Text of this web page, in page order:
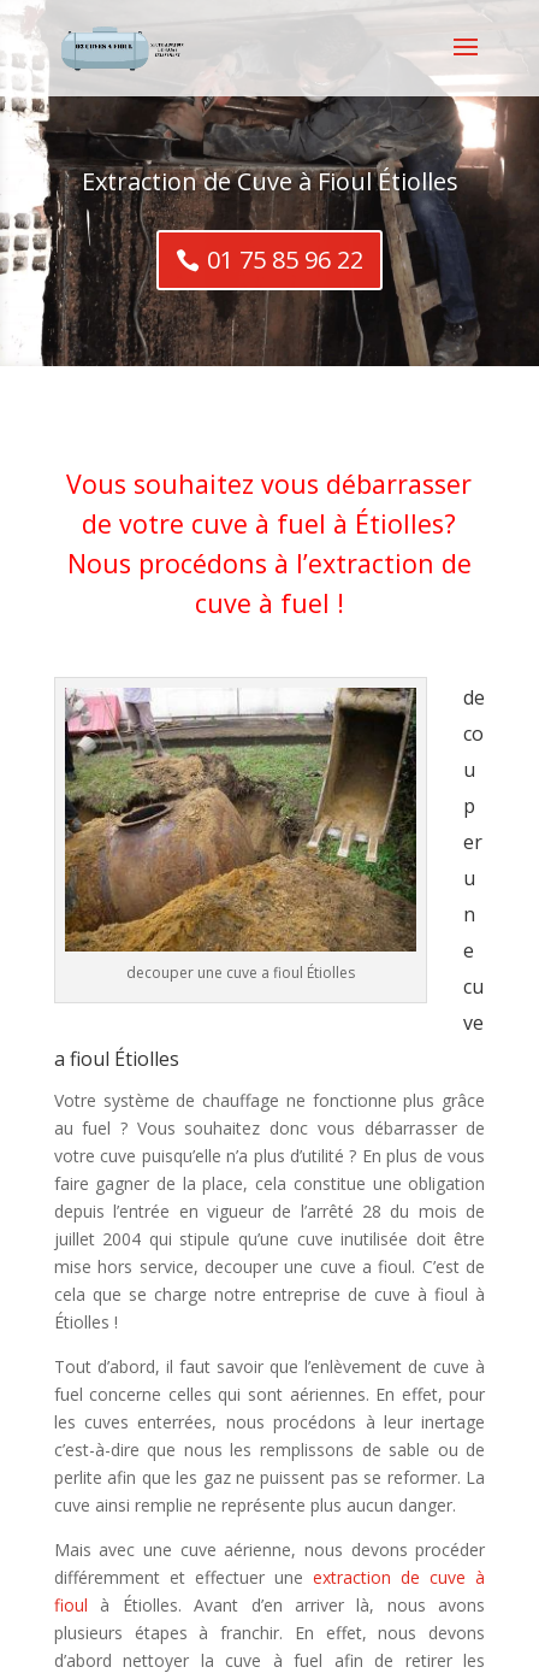
Extraction de Cuve à Fioul Étiolles
01 75 85 96 22
Vous souhaitez vous débarrasser
de votre cuve à fuel à Étiolles?
Nous procédons à l’extraction de
cuve à fuel !
decouper une cuve a fioul Étiolles
de
co
u
p
er
u
n
e
cu
ve
a fioul Étiolles
Votre système de chauffage ne fonctionne plus grâce
au fuel ? Vous souhaitez donc vous débarrasser de
votre cuve puisqu’elle n’a plus d’utilité ? En plus de vous
faire gagner de la place, cela constitue une obligation
depuis l’entrée en vigueur de l’arrêté 28 du mois de
juillet 2004 qui stipule qu’une cuve inutilisée doit être
mise hors service, decouper une cuve a fioul. C’est de
cela que se charge notre entreprise de cuve à fioul à
Étiolles !
Tout d’abord, il faut savoir que l’enlèvement de cuve à
fuel concerne celles qui sont aériennes. En effet, pour
les cuves enterrées, nous procédons à leur inertage
c’est-à-dire que nous les remplissons de sable ou de
perlite afin que les gaz ne puissent pas se reformer. La
cuve ainsi remplie ne représente plus aucun danger.
Mais avec une cuve aérienne, nous devons procéder
différemment et effectuer une extraction de cuve à
fioul
à Étiolles. Avant d’en arriver là, nous avons
plusieurs étapes à franchir. En effet, nous devons
d’abord nettoyer la cuve à fuel afin de retirer les